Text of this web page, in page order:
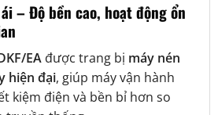
– Độ bền cao, hoạt động ổn
EAđược trang bị máy nén
hiện đại, giúp máy vận hành
kiệm điện và bền bỉ hơn so